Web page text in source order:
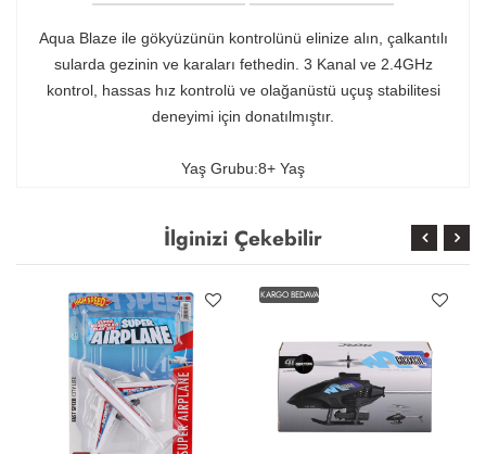
Aqua Blaze ile gökyüzünün kontrolünü elinize alın, çalkantılı
sularda gezinin ve karaları fethedin. 3 Kanal ve 2.4GHz
kontrol, hassas hız kontrolü ve olağanüstü uçuş stabilitesi
deneyimi için donatılmıştır.
Yaş Grubu:8+ Yaş
İlginizi Çekebilir
KARGO BEDAVA